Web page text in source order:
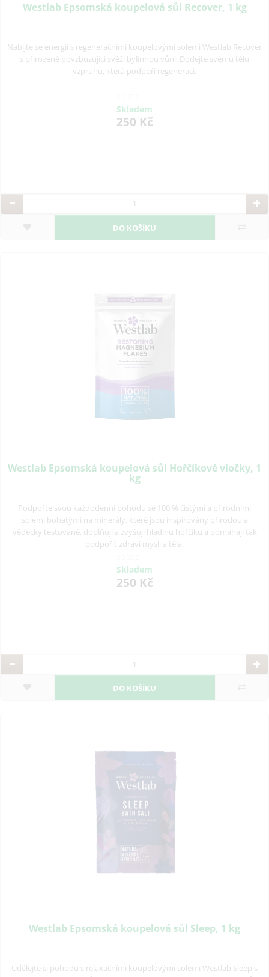
Westlab Epsomská koupelová sůl Recover, 1 kg
Nabijte se energií s regeneračními koupelovými solemi Westlab Recover
s přirozeně povzbuzující svěží bylinnou vůní. Dodejte svému tělu
vzpruhu, která podpoří regeneraci.
Skladem
250 Kč
DO KOŠÍKU
Westlab Epsomská koupelová sůl Hořčíkové vločky, 1
kg
Podpořte svou každodenní pohodu se 100 % čistými a přírodními
solemi bohatými na minerály, které jsou inspirovány přírodou a
vědecky testované, doplňují a zvyšují hladinu hořčíku a pomáhají tak
podpořit zdraví mysli a těla.
Skladem
250 Kč
DO KOŠÍKU
Westlab Epsomská koupelová sůl Sleep, 1 kg
Udělejte si pohodu s relaxačními koupelovými solemi Westlab Sleep s